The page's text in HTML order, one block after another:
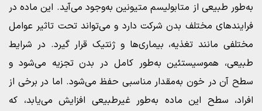
به‌طور طبیعی از متابولیسم متیونین به‌وجود می‌آید. این ماده در
فرایندهای مختلف بدن شرکت دارد و می‌تواند تحت تاثیر عوامل
مختلفی مانند تغذیه، بیماری‌ها و ژنتیک قرار گیرد. در شرایط
طبیعی، هموسیستئین به‌طور کامل در بدن تجزیه می‌شود و
سطح آن در خون به‌مقدار مناسبی حفظ می‌شود. اما در برخی از
افراد، سطح این ماده به‌طور غیرطبیعی افزایش می‌یابد، که